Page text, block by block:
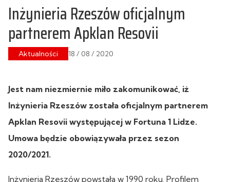
Inżynieria Rzeszów oficjalnym
partnerem Apklan Resovii
Aktualności 18 / 08 / 2020
Jest nam niezmiernie miło zakomunikować, iż
Inżynieria Rzeszów została oficjalnym partnerem
Apklan Resovii występującej w Fortuna 1 Lidze.
Umowa będzie obowiązywała przez sezon
2020/2021.
Inżynieria Rzeszów powstała w 1990 roku. Profilem